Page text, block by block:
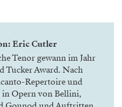
Eric Cutler
Tenor gewann im Jahr
Tucker Award. Nach
Repertoire und
Opern von Bellini,